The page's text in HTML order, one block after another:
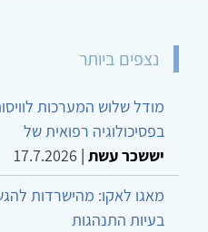
נצפים ביותר
מודל שלוש המערכות
בפסיכולוגיה רפואית של
יששכר עשת |
17.7.2026
מאגו לאקו: מהישרדות
בעיות התנהגות